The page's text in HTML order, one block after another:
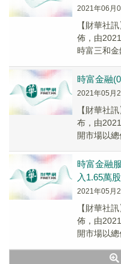
2021年06月
【財華社
佈，由
時富三和金
時富金融
2021年05月
【財華社
布，由
開市場以
時富金融
入1.65萬
2021年05月
【財華社
佈，由
開市場以